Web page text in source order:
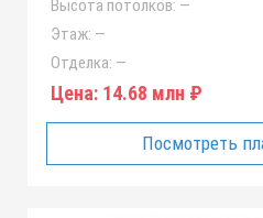
Высота потолков: —
Этаж: —
Отделка: —
Цена: 14.68 млн ₽
Посмотреть